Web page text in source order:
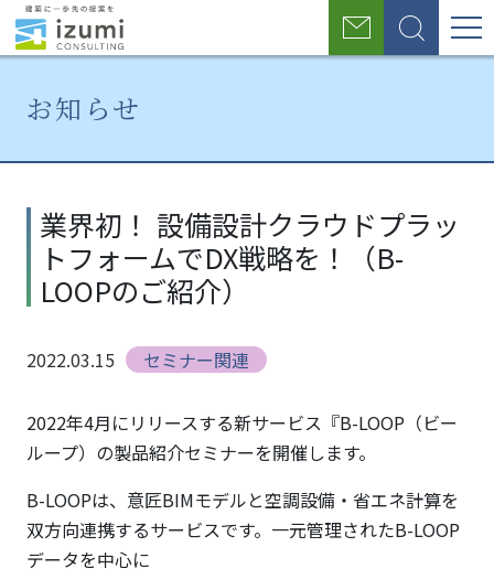
グ
ロ
ー
ゲ
ー
ョ
ン
お
問
検
索
お知らせ
ら
せ
設備
設計
クラ
ウド
ット
ーム
でDX
戦略
を！
（B-
LOOP
のご
業界初！ 設備設計クラウドプラッ
トフォームでDX戦略を！（B-
LOOPのご紹介）
2022.03.15 セミナー関連
2022年4月にリリースする新サービス『B-LOOP（ビー
ループ）の製品紹介セミナーを開催します。
B-LOOPは、意匠BIMモデルと空調設備・省エネ計算を
双方向連携するサービスです。一元管理されたB-LOOP
データを中心に